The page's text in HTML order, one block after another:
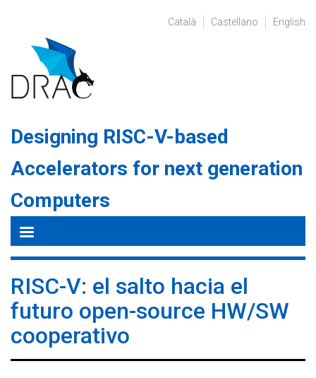
contenido
principal
Català Castellano English
Designing RISC-V-based
Accelerators for next generation
Computers
RISC-V: el salto hacia el
futuro open-source HW/SW
cooperativo